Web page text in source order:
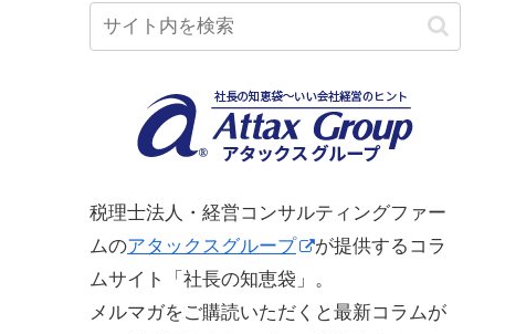
税理士法人・経営コンサルティングファー
ムのアタックスグループ
が提供するコラ
ムサイト「社長の知恵袋」。
メルマガをご購読いただくと最新コラムが